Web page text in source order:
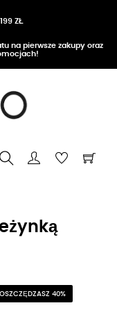
ZŁ
na pierwsze zakupy oraz
OSZCZĘDZASZ 40%